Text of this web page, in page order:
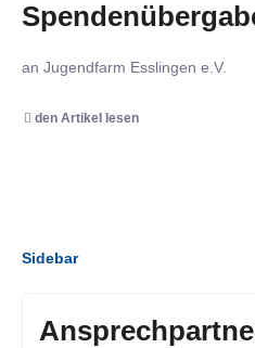
an Jugendfarm Esslingen e.V.
den Artikel lesen
Sidebar